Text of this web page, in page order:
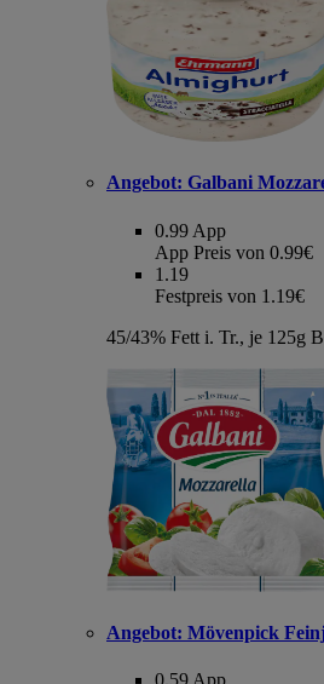
Angebot: Galbani
0.99 App
App Preis von 0.99€
1.19
Festpreis von 1.19€
45/43% Fett i. Tr., je 125g
Angebot: Mövenpick